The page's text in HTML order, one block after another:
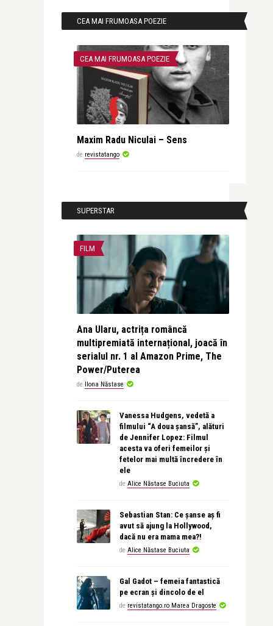
CEA MAI FRUMOASA POEZIE
CEA MAI FRUMOASA POEZIE
Maxim Radu Niculai – Sens
de revistatango
SUPERSTAR
FILM
Ana Ularu, actrița româncă
multipremiată internațional, joacă în
serialul nr. 1 al Amazon Prime, The
Power/Puterea
de Ilona Năstase
Vanessa Hudgens, vedetă a
filmului “A doua șansă”, alături
de Jennifer Lopez: Filmul
acesta va oferi femeilor și
fetelor mai multă încredere în
ele
de Alice Năstase Buciuta
Sebastian Stan: Ce șanse aș fi
avut să ajung la Hollywood,
dacă nu era mama mea?!
de Alice Năstase Buciuta
Gal Gadot – femeia fantastică
pe ecran și dincolo de el
de revistatango.ro Marea Dragoste